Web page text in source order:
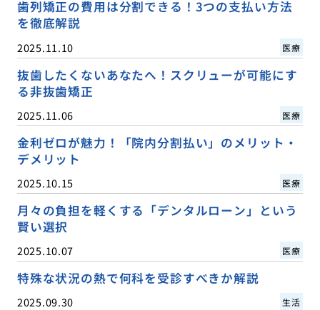
歯列矯正の費用は分割できる！3つの支払い方法
を徹底解説
2025.11.10 医療
抜歯したくないあなたへ！スクリューが可能にす
る非抜歯矯正
2025.11.06 医療
金利ゼロが魅力！「院内分割払い」のメリット・
デメリット
2025.10.15 医療
月々の負担を軽くする「デンタルローン」という
賢い選択
2025.10.07 医療
特殊な状況の熱で何科を受診すべきか解説
2025.09.30 生活